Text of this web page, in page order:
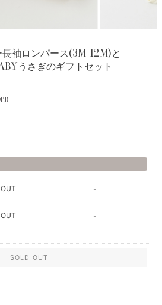
袖ロンパース(3M-12M)と
うさぎのギフトセット
)
-
-
SOLD OUT